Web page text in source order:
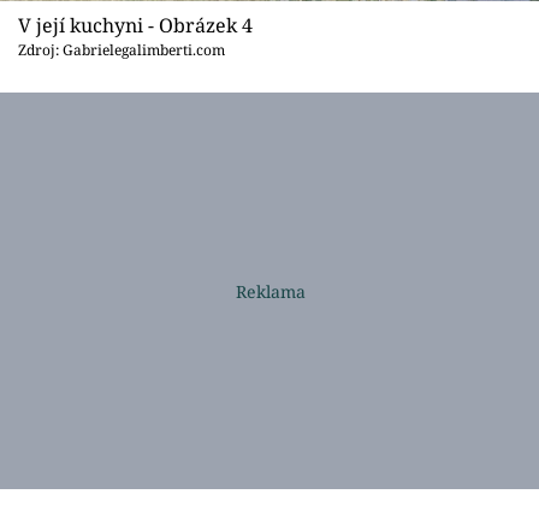
V její kuchyni - Obrázek 4
Zdroj: Gabrielegalimberti.com